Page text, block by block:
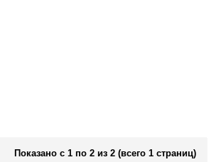
Показано с 1 по 2 из 2 (всего 1 страниц)